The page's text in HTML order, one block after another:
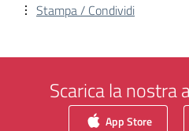
Stampa / Condividi
Scarica la nostra
App Store